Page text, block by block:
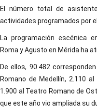
El número total de
actividades programados por
La programación escénica
Roma y Agusto en Mérida ha
De ellos, 90.482
Romano de Medellín, 2.110
1.900 al Teatro Romano de
que este año vio ampliada su